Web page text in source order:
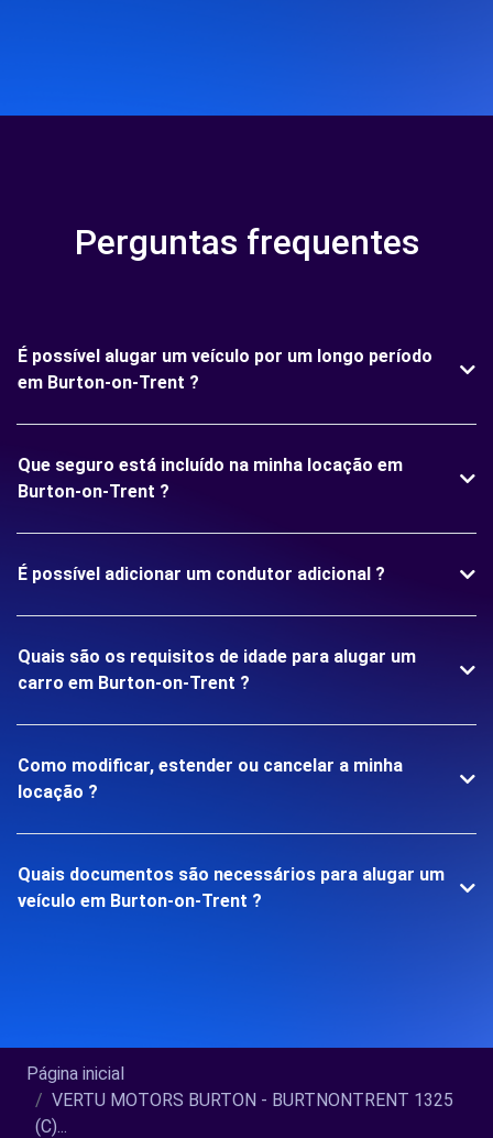
Perguntas frequentes
É possível alugar um veículo por um longo período
em Burton-on-Trent ?
Que seguro está incluído na minha locação em
Burton-on-Trent ?
É possível adicionar um condutor adicional ?
Quais são os requisitos de idade para alugar um
carro em Burton-on-Trent ?
Como modificar, estender ou cancelar a minha
locação ?
Quais documentos são necessários para alugar um
veículo em Burton-on-Trent ?
Página inicial
VERTU MOTORS BURTON - BURTNONTRENT 1325
(C)...